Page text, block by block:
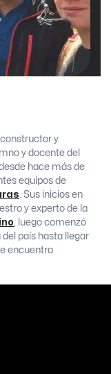
constructor y
y docente del
hace más de
equipos de
. Sus inicios en
y experto de la
, luego comenzó
país hasta llegar
encuentra